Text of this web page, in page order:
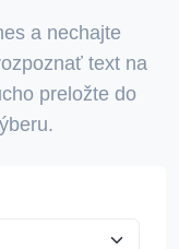
a nechajte
text na
preložte do